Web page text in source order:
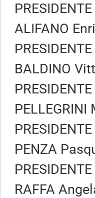
ALIFANO
BALDINO
PENZA
RAFFA